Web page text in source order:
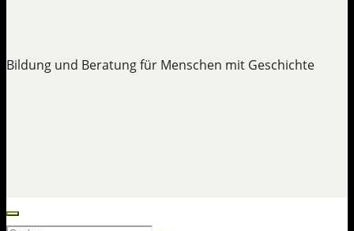
Bildung und Beratung für Menschen mit Geschichte